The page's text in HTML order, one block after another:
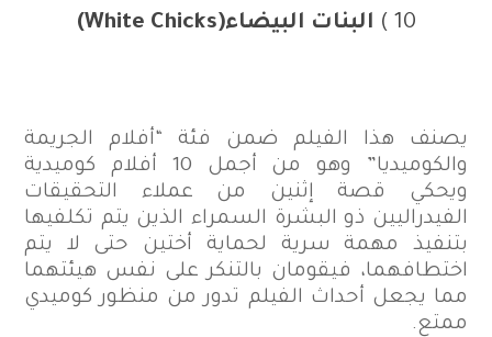
10 )
(White Chicks)
يصنف هذا الفيلم ضمن فئة “أفلام الجريمة
والكوميديا” وهو من أجمل 10 أفلام كوميدية
ويحكي قصة إثنين من عملاء التحقيقات
الفيدراليين ذو البشرة السمراء الذين يتم تكلفيها
بتنفيذ مهمة سرية لحماية أختين حتى لا يتم
اختطافهما، فيقومان بالتنكر على نفس هيئتهما
مما يجعل أحداث الفيلم تدور من منظور كوميدي
ممتع.